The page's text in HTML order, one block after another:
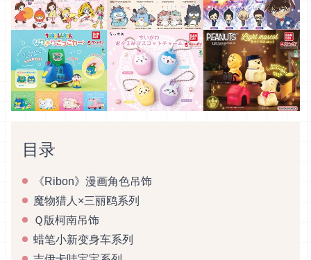
目录
《Ribon》漫画角色吊饰
魔物猎人×三丽鸥系列
Ｑ版柯南吊饰
蜡笔小新变身车系列